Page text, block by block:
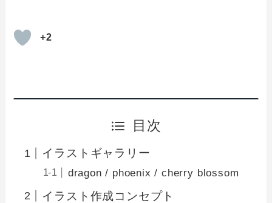
+2
目次
イラストギャラリー
dragon / phoenix / cherry blossom
イラスト作成コンセプト